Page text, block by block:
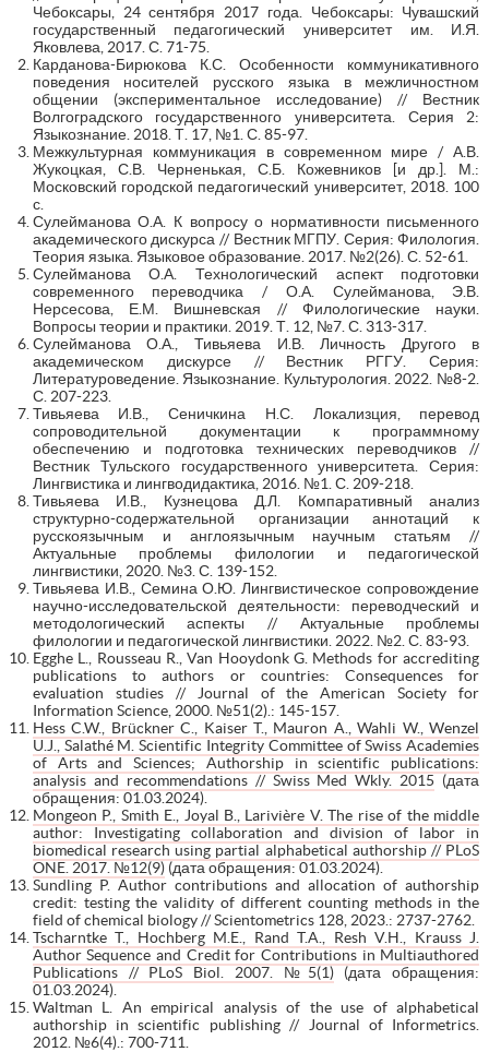
Чебоксары, 24 сентября 2017 года. Чебоксары: Чувашский
государственный педагогический университет им. И.Я.
Яковлева, 2017. С. 71-75.
Карданова-Бирюкова К.С. Особенности коммуникативного
поведения носителей русского языка в межличностном
общении (экспериментальное исследование) // Вестник
Волгоградского государственного университета. Серия 2:
Языкознание. 2018. Т. 17, №1. С. 85-97.
Межкультурная коммуникация в современном мире / А.В.
Жукоцкая, С.В. Черненькая, С.Б. Кожевников [и др.]. М.:
Московский городской педагогический университет, 2018. 100
с.
Сулейманова О.А. К вопросу о нормативности письменного
академического дискурса // Вестник МГПУ. Серия: Филология.
Теория языка. Языковое образование. 2017. №2(26). С. 52-61.
Сулейманова О.А. Технологический аспект подготовки
современного переводчика / О.А. Сулейманова, Э.В.
Нерсесова, Е.М. Вишневская // Филологические науки.
Вопросы теории и практики. 2019. Т. 12, №7. С. 313-317.
Сулейманова О.А., Тивьяева И.В. Личность Другого в
академическом дискурсе // Вестник РГГУ. Серия:
Литературоведение. Языкознание. Культурология. 2022. №8-2.
С. 207-223.
Тивьяева И.В., Сеничкина Н.С. Локализция, перевод
сопроводительной документации к программному
обеспечению и подготовка технических переводчиков //
Вестник Тульского государственного университета. Серия:
Лингвистика и лингводидактика, 2016. №1. С. 209-218.
Тивьяева И.В., Кузнецова Д.Л. Компаративный анализ
структурно-содержательной организации аннотаций к
русскоязычным и англоязычным научным статьям //
Актуальные проблемы филологии и педагогической
лингвистики, 2020. №3. С. 139-152.
Тивьяева И.В., Семина О.Ю. Лингвистическое сопровождение
научно-исследовательской деятельности: переводческий и
методологический аспекты // Актуальные проблемы
филологии и педагогической лингвистики. 2022. №2. С. 83-93.
Egghe L., Rousseau R., Van Hooydonk G. Methods for accrediting
publications to authors or countries: Consequences for
evaluation studies // Journal of the American Society for
Information Science, 2000. №51(2).: 145-157.
Hess C.W., Brückner C., Kaiser T., Mauron A., Wahli W., Wenzel
U.J., Salathé M. Scientific Integrity Committee of Swiss Academies
of Arts and Sciences; Authorship in scientific publications:
analysis and recommendations // Swiss Med Wkly. 2015 (дата
обращения: 01.03.2024).
Mongeon P., Smith E., Joyal B., Larivière V. The rise of the middle
author: Investigating collaboration and division of labor in
biomedical research using partial alphabetical authorship // PLoS
ONE. 2017. №12(9)(дата обращения: 01.03.2024).
Sundling P. Author contributions and allocation of authorship
credit: testing the validity of different counting methods in the
field of chemical biology // Scientometrics 128, 2023.: 2737-2762.
Tscharntke T., Hochberg M.E., Rand T.A., Resh V.H., Krauss J.
Author Sequence and Credit for Contributions in Multiauthored
Publications // PLoS Biol. 2007. №5(1)(дата обращения:
01.03.2024).
Waltman L. An empirical analysis of the use of alphabetical
authorship in scientific publishing // Journal of Informetrics.
2012. №6(4).: 700-711.